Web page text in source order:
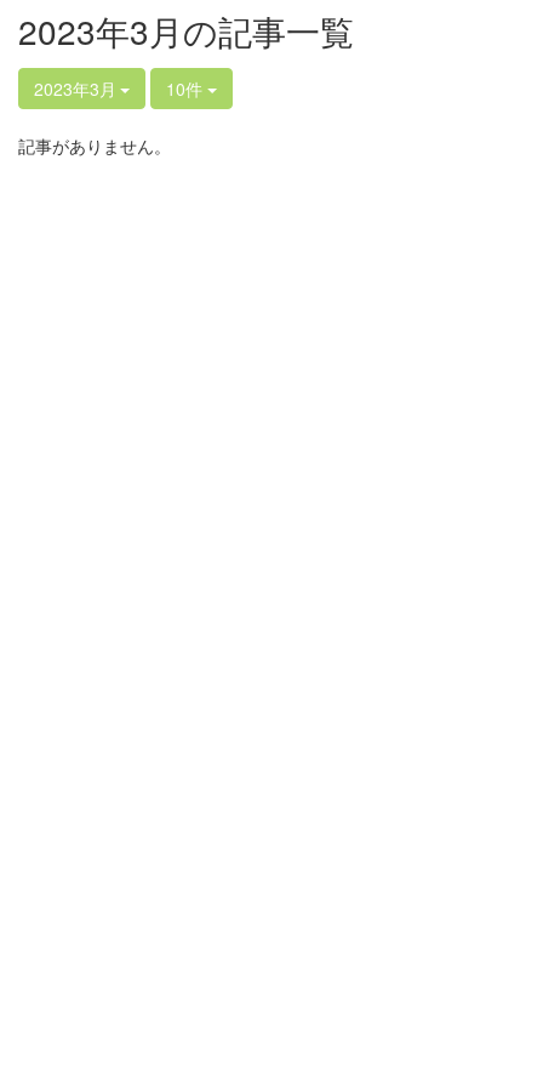
2023年3月の記事一覧
2023年3月 10件
記事がありません。